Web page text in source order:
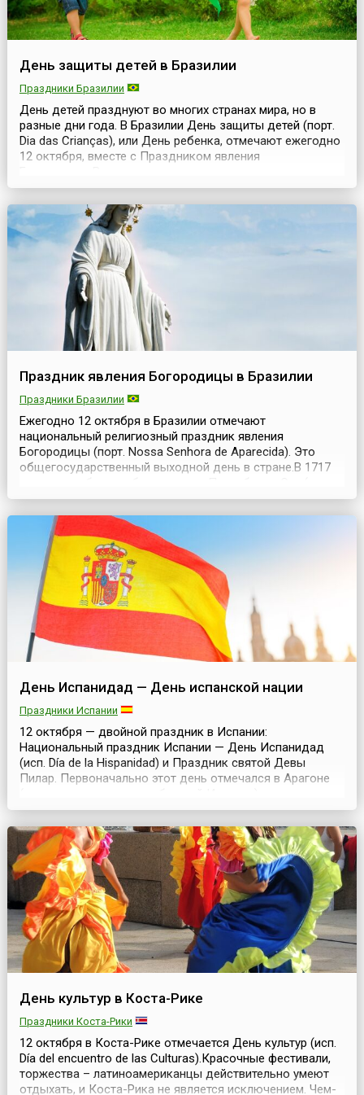
День защиты детей в Бразилии
Праздники Бразилии
День детей празднуют во многих странах мира, но в
разные дни года. В Бразилии День защиты детей (порт.
Dia das Crianças), или День ребенка, отмечают ежегодно
12 октября, вместе с Праздником явления
высказался в 1920 году депутаты федерального
собрания. Впоследствии в 1924 году президент
Бразилии, Артур Бернардес, одобрил данное
предложение поср...
Праздник явления Богородицы в Бразилии
Праздники Бразилии
Ежегодно 12 октября в Бразилии отмечают
национальный религиозный праздник явления
Богородицы (порт. Nossa Senhora de Aparecida). Это
общегосударственный выходной день в стране.В 1717
Paraíba do Sul) извлекли из своих сетей терракотовую
статуэтку высотой 40 сантиметров, которая, как
считается, есть явленное изображение святой
Богородицы. Сле...
День Испанидад — День испанской нации
Праздники Испании
12 октября — двойной праздник в Испании:
Национальный праздник Испании — День Испанидад
(исп. Día de la Hispanidad) и Праздник cвятой Девы
Пилар. Первоначально этот день отмечался в Арагоне
в честь Богоматери Пилар. Согласно легенде, святая
Дева явилась апостолу Сантьяго на берегах реки Эбро и
поддержала святого в его нелегком миссионерском ...
День культур в Коста-Рике
Праздники Коста-Рики
12 октября в Коста-Рике отмечается День культур (исп.
Día del encuentro de las Culturas).Красочные фестивали,
торжества – латиноамериканцы действительно умеют
отдыхать, и Коста-Рика не является исключением. Чем-